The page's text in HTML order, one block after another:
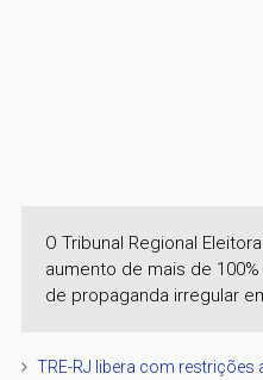
O Tribunal Regional
aumento de mais de
de propaganda irregular
TRE-RJ libera com restrições